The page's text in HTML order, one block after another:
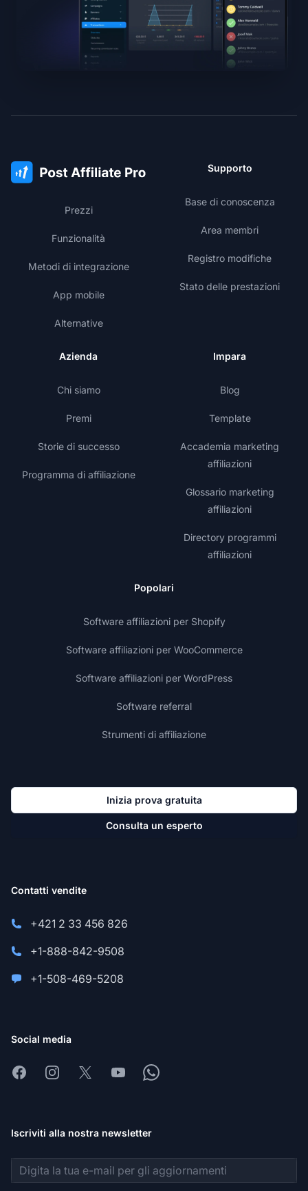
Prezzi
Funzionalità
Metodi di integrazione
App mobile
Alternative
Supporto
Base di conoscenza
Area membri
Registro modifiche
Stato delle prestazioni
Azienda
Chi siamo
Premi
Storie di successo
Programma di affiliazione
Impara
Blog
Template
Accademia marketing
affiliazioni
Glossario marketing
affiliazioni
Directory programmi
affiliazioni
Popolari
Software affiliazioni per Shopify
Software affiliazioni per WooCommerce
Software affiliazioni per WordPress
Software referral
Strumenti di affiliazione
Inizia prova gratuita
Consulta un esperto
Contatti vendite
+421 2 33 456 826
+1-888-842-9508
+1-508-469-5208
Social media
FacebookInstagram
X YoutubeWhatsapp
Iscriviti alla nostra newsletter
Indirizzo email